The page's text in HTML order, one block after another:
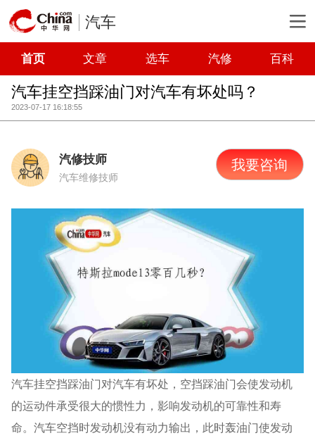
汽车
首页 文章 选车 汽修 百科
汽车挂空挡踩油门对汽车有坏处吗？
2023-07-17 16:18:55
汽修技师
汽车维修技师
我要咨询
汽车挂空挡踩油门对汽车有坏处，空挡踩油门会使发动机
的运动件承受很大的惯性力，影响发动机的可靠性和寿
命。汽车空挡时发动机没有动力输出，此时轰油门使发动